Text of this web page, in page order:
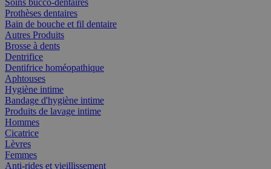
Soins bucco-dentaires
Prothèses dentaires
Bain de bouche et fil dentaire
Autres Produits
Brosse à dents
Dentrifice
Dentifrice homéopathique
Aphtouses
Hygiène intime
Bandage d'hygiène intime
Produits de lavage intime
Hommes
Cicatrice
Lèvres
Femmes
Anti-rides et vieillissement